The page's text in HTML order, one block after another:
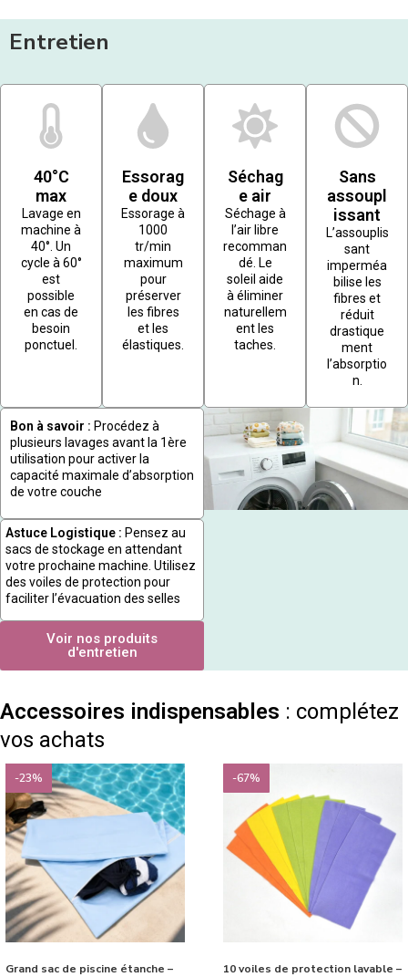
Entretien
40°C
max
Lavage en
machine à
40°. Un
cycle à 60°
est
possible
en cas de
besoin
ponctuel.
Essorag
e doux
Essorage à
1000
tr/min
maximum
pour
préserver
les fibres
et les
élastiques.
Séchag
e air
Séchage à
l’air libre
recomman
dé. Le
soleil aide
à éliminer
naturellem
ent les
taches.
Sans
assoupl
issant
L’assouplis
sant
imperméa
bilise les
fibres et
réduit
drastique
ment
l’absorptio
n.
Bon à savoir : Procédez à
plusieurs lavages avant la 1ère
utilisation pour activer la
capacité maximale d’absorption
de votre couche
Astuce Logistique : Pensez au
sacs de stockage en attendant
votre prochaine machine. Utilisez
des voiles de protection pour
faciliter l’évacuation des selles
Voir nos produits
d'entretien
Accessoires indispensables : complétez
vos achats
-23%
Grand sac de piscine étanche –
-67%
10 voiles de protection lavable –